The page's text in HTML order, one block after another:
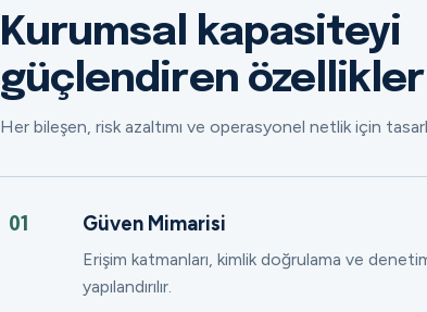
Kurumsal kapasiteyi
güçlendiren özellikler
Her bileşen, risk azaltımı ve operasyonel netlik için
01 Güven Mimarisi
Erişim katmanları, kimlik doğrulama ve
yapılandırılır.